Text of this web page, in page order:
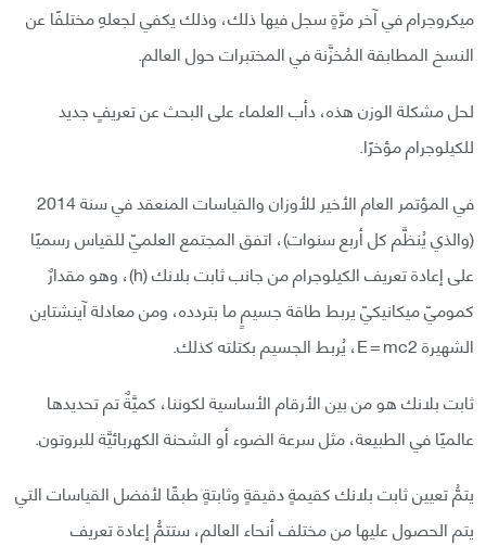
ميكروجرام في آخر مرَّةٍ سجل فيها ذلك، وذلك يكفي لجعلهِ مختلفًا عن
النسخ المطابقة المُخزَّنة في المختبرات حول العالم.
لحل مشكلة الوزن هذه، دأب العلماء على البحث عن تعريفٍ جديد
للكيلوجرام مؤخرًا.
في المؤتمر العام الأخير للأوزان والقياسات المنعقد في سنة 2014
(والذي يُنظَّم كل أربع سنوات)، اتفق المجتمع العلميّ للقياس رسميًا
على إعادة تعريف الكيلوجرام من جانب ثابت بلانك (h)، وهو مقدارٌ
كموميّ ميكانيكيّ يربط طاقة جسيمٍ ما بتردده، ومن معادلة آينشتاين
الشهيرة E = mc2، يُربط الجسيم بكتلته كذلك.
ثابت بلانك هو من بين الأرقام الأساسية لكوننا، كميَّةٌ تم تحديدها
عالميًا في الطبيعة، مثل سرعة الضوء أو الشحنة الكهربائيَّة للبروتون.
يتمُّ تعيين ثابت بلانك كقيمةٍ دقيقةٍ وثابتةٍ طبقًا لأفضل القياسات التي
يتم الحصول عليها من مختلف أنحاء العالم، ستتمُّ إعادة تعريف